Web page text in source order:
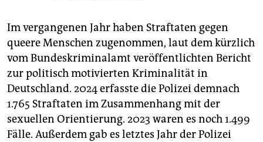
Im vergangenen Jahr haben Straftaten gegen
queere Menschen zugenommen, laut dem kürzlich
vom Bundeskriminalamt veröffentlichten Bericht
zur politisch motivierten Kriminalität in
Deutschland. 2024 erfasste die Polizei demnach
1.765 Straftaten im Zusammenhang mit der
sexuellen Orientierung. 2023 waren es noch 1.499
Fälle. Außerdem gab es letztes Jahr der Polizei